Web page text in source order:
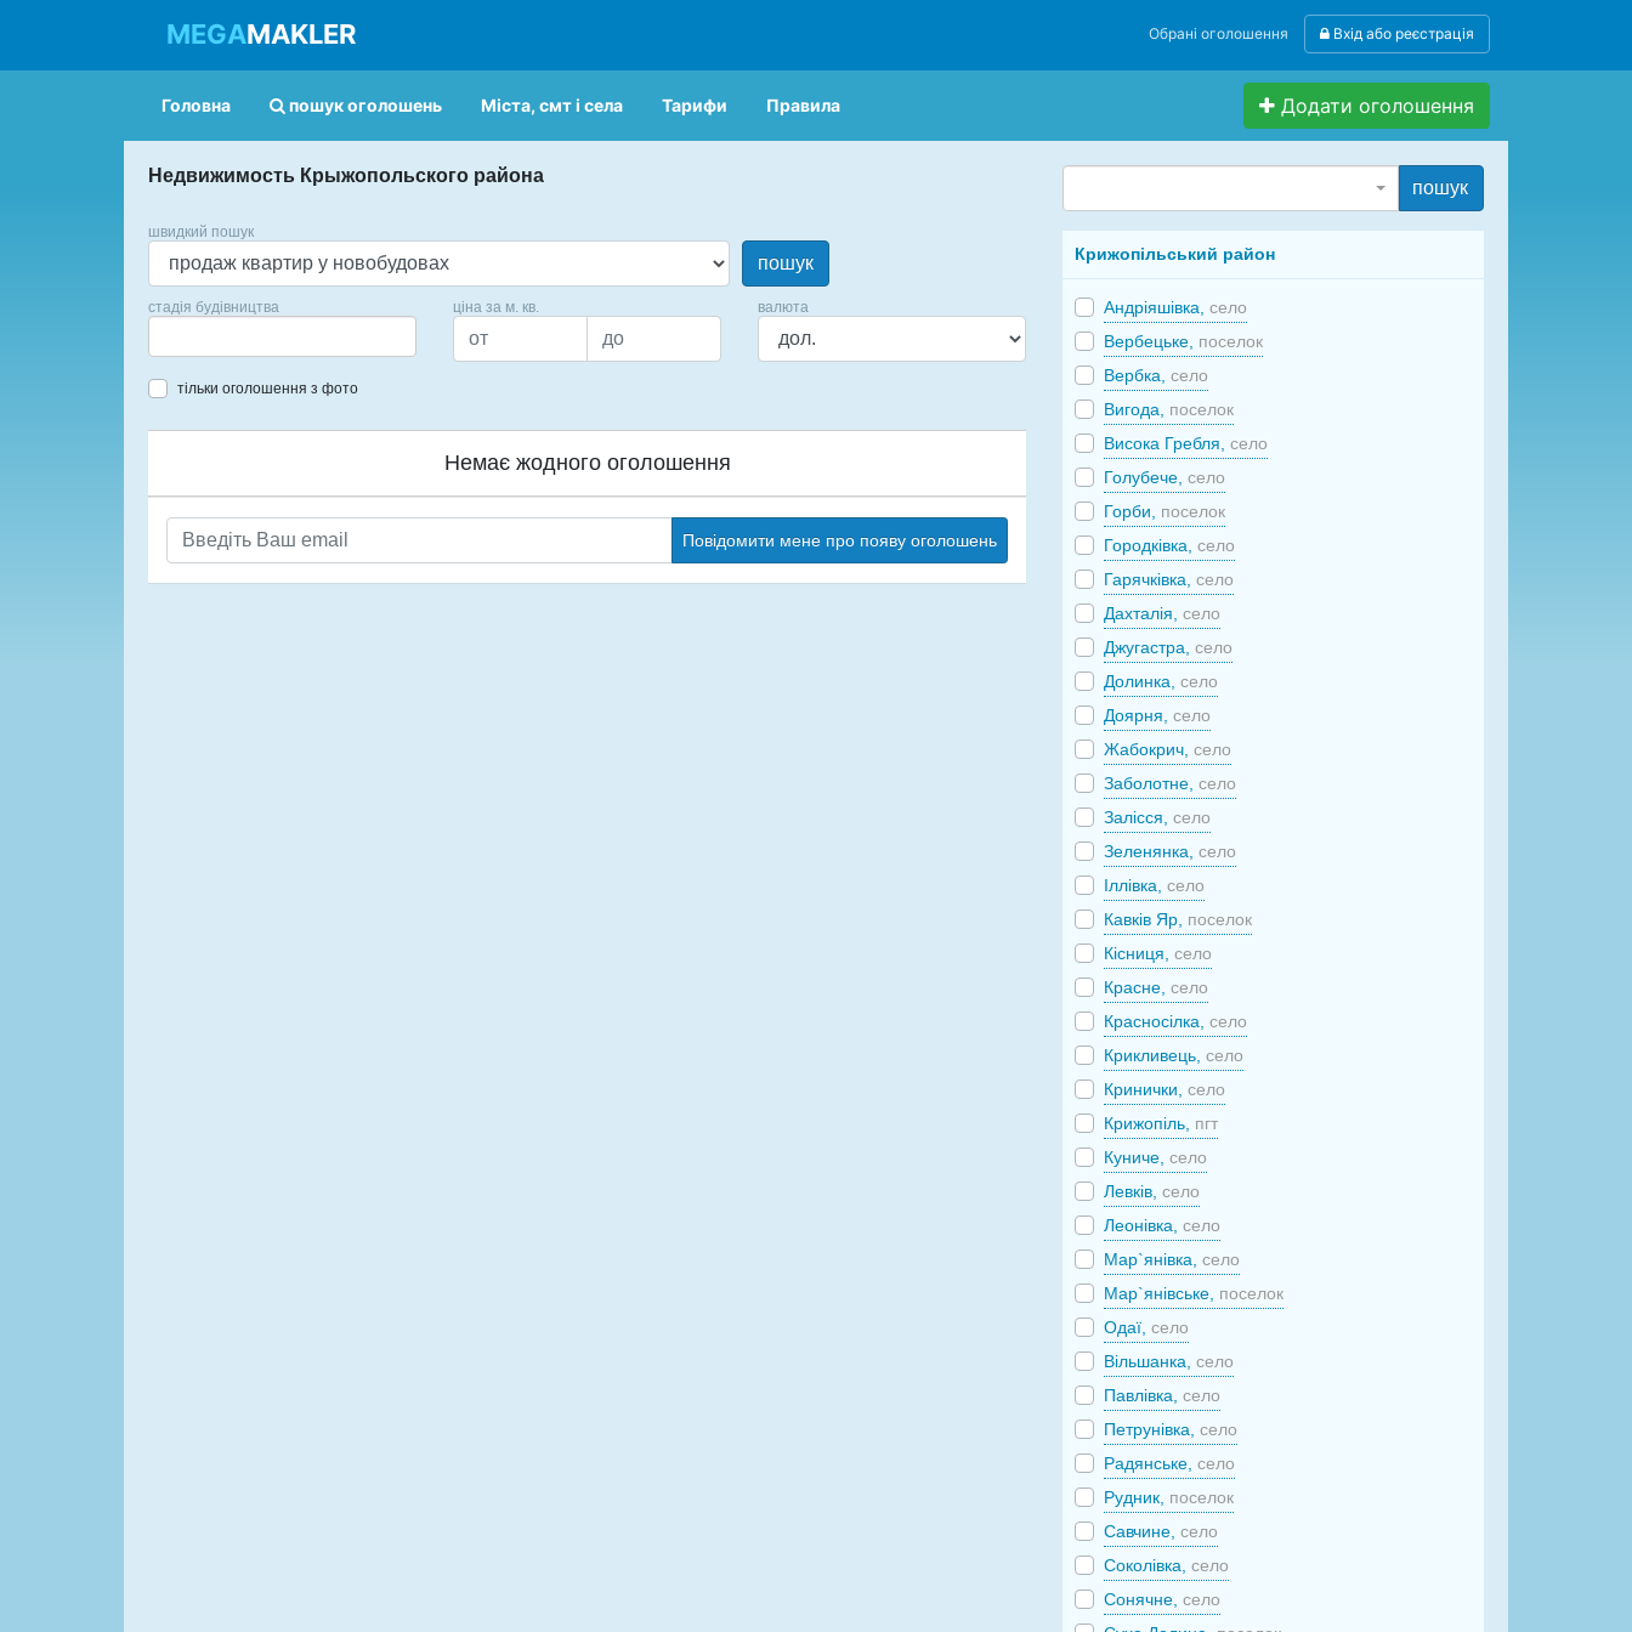
MEGAMAKLER Обрані оголошення Вхід або реєстрація
Головна пошук оголошень Міста, смт і села Тарифи Правила Додати оголошення
Недвижимость Крыжопольского района
швидкий пошук
пошук
стадія будівництва ціна за м. кв. валюта
тільки оголошення з фото
Немає жодного оголошення
Повідомити мене про появу оголошень
пошук
Крижопільський район
Андріяшівка,село
Вербецьке, поселок
Вербка,село
Вигода, поселок
Висока Гребля,село
Голубече,село
Горби, поселок
Городківка,село
Гарячківка,село
Дахталія,село
Джугастра,село
Долинка,село
Доярня,село
Жабокрич,село
Заболотне,село
Залісся,село
Зеленянка,село
Іллівка,село
Кавків Яр, поселок
Кісниця,село
Красне,село
Красносілка,село
Крикливець,село
Кринички,село
Крижопіль, пгт
Куниче,село
Левків,село
Леонівка,село
Мар`янівка,село
Мар`янівське, поселок
Одаї,село
Вільшанка,село
Павлівка,село
Петрунівка,село
Радянське,село
Рудник, поселок
Савчине,село
Соколівка,село
Сонячне,село